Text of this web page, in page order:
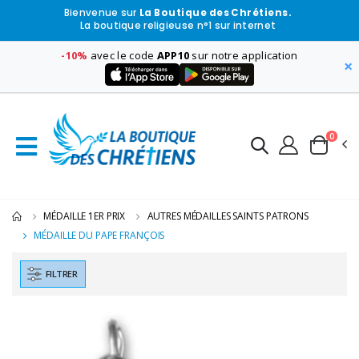
Bienvenue sur La Boutique des Chrétiens.
La boutique religieuse n°1 sur internet
-10% avec le code APP10 sur notre application
×
0
MÉDAILLE 1ER PRIX
AUTRES MÉDAILLES SAINTS PATRONS
MÉDAILLE DU PAPE FRANÇOIS
FILTRER